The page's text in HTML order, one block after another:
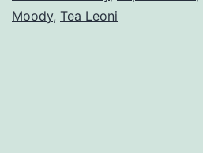
adicción
Moody, Tea Leoni